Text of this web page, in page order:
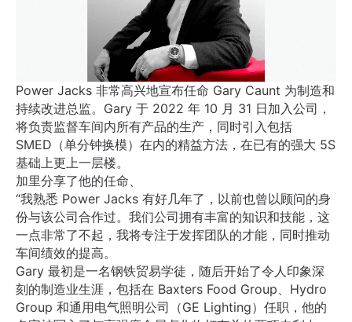
Power Jacks 非常高兴地宣布任命 Gary Caunt 为制造和
持续改进总监。Gary 于 2022 年 10 月 31 日加入公司，
将负责监督车间内所有产品的生产，同时引入包括
SMED（单分钟换模）在内的精益方法，在已有的强大 5S
基础上更上一层楼。
加里分享了他的任命、
“我熟悉 Power Jacks 有好几年了，以前也曾以顾问的身
份与该公司合作过。我们公司拥有丰富的知识和技能，这
一点非常了不起，我将专注于发挥团队的才能，同时推动
车间绩效的提高。
Gary 最初是一名钢铁贸易学徒，随后开始了令人印象深
刻的制造业生涯，包括在 Baxters Food Group、Hydro
Group 和通用电气照明公司（GE Lighting）任职，他的